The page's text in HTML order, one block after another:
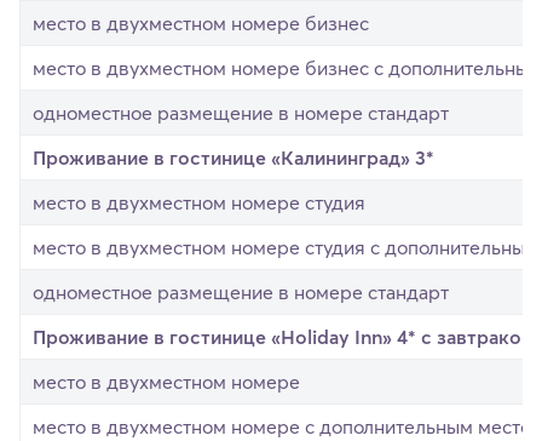
место в двухместном номере бизнес
место в двухместном номере бизнес с
одноместное размещение в номере стандарт
Проживание в гостинице «Калининград» 3*
место в двухместном номере студия
место в двухместном номере студия с
одноместное размещение в номере стандарт
Проживание в гостинице «Holiday Inn» 4* с
место в двухместном номере
место в двухместном номере с дополнительным